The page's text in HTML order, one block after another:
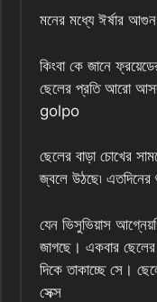
মনের মধ্যে ঈর্ষার
কিংবা কে জানে
ছেলের প্রতি আরো
golpo
ছেলের বাড়া চোখের
জ্বলে উঠছে৷
যেন ভিসুভিয়াস
জাগছে। একবার
দিকে তাকাচ্ছে সে।
সেক্স